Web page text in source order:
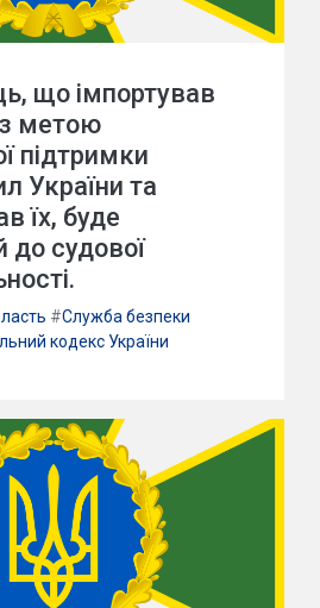
що імпортував
з метою
підтримки
України та
їх, буде
до судової
#Служба безпеки
кодекс України